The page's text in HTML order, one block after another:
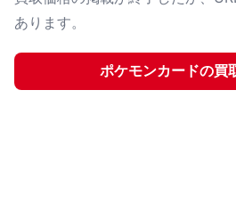
あります。
ポケモンカードの買